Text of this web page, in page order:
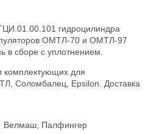
гидроцилиндра
ОМТЛ-70 и ОМТЛ-97
сборе с уплотнением.
комплектующих для
Соломбалец, Epsilon. Доставка
Велмаш, Палфингер